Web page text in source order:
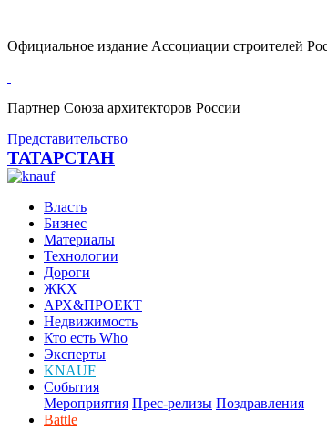
Официальное издание Ассоциации строителей
Партнер Союза архитекторов России
Представительство
ТАТАРСТАН
Власть
Бизнес
Материалы
Технологии
Дороги
ЖКХ
АРХ&ПРОЕКТ
Недвижимость
Кто есть Who
Эксперты
KNAUF
События
Мероприятия Прес-релизы Поздравления
Battle